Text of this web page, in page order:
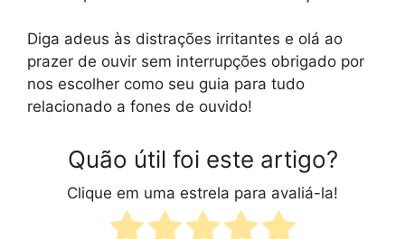
Diga adeus às distrações irritantes e olá ao
prazer de ouvir sem interrupções obrigado por
nos escolher como seu guia para tudo
relacionado a fones de ouvido!
Quão útil foi este artigo?
Clique em uma estrela para avaliá-la!